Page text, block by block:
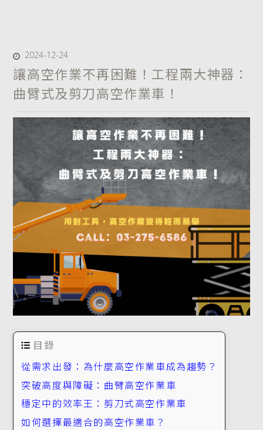
2024-12-24
讓高空作業不再困難！工程兩大神器：
曲臂式及剪刀高空作業車！
目錄
從需求出發：為什麼高空作業車成為趨勢？
突破高度與障礙：曲臂高空作業車
穩定中的效率王：剪刀式高空作業車
如何選擇最適合的高空作業車？